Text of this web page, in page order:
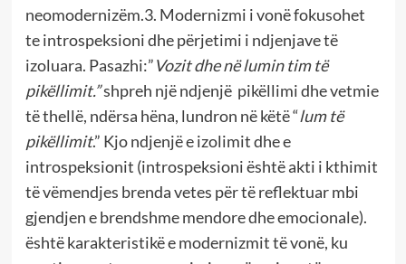
neomodernizëm.3. Modernizmi i vonë fokusohet
te introspeksioni dhe përjetimi i ndjenjave të
izoluara. Pasazhi:”Vozit dhe në lumin tim të
pikëllimit.”shpreh një ndjenjë pikëllimi dhe vetmie
të thellë, ndërsa hëna, lundron në këtë “lum të
pikëllimit.” Kjo ndjenjë e izolimit dhe e
introspeksionit (introspeksioni është akti i kthimit
të vëmendjes brenda vetes për të reflektuar mbi
gjendjen e brendshme mendore dhe emocionale).
është karakteristikë e modernizmit të vonë, ku